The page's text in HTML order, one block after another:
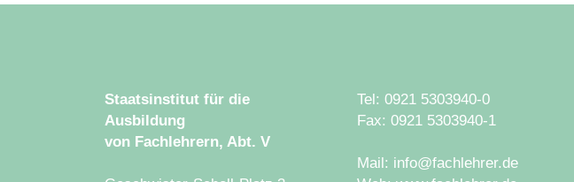
Staatsinstitut für die
Ausbildung
von Fachlehrern, Abt. V
Tel: 0921 5303940-0
Fax: 0921 5303940-1
Mail: info@fachlehrer.de